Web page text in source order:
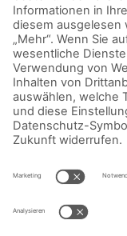
© Aurora Mühlen